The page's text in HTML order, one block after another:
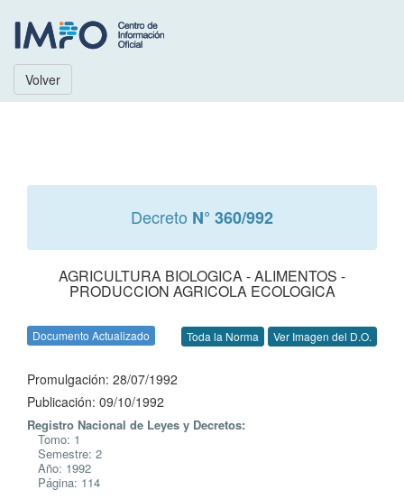
Volver
Decreto N° 360/992
AGRICULTURA BIOLOGICA - ALIMENTOS -
PRODUCCION AGRICOLA ECOLOGICA
Documento Actualizado Toda la Norma Ver Imagen del D.O.
Promulgación: 28/07/1992
Publicación: 09/10/1992
Registro Nacional de Leyes y Decretos:
Tomo: 1
Semestre: 2
Año: 1992
Página: 114